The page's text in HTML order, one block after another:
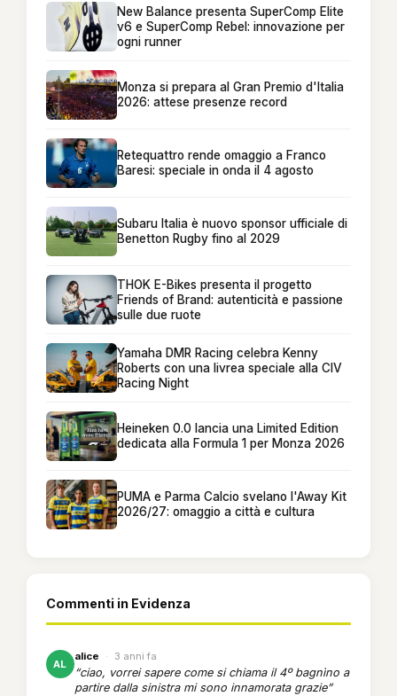
New Balance presenta SuperComp Elite
v6 e SuperComp Rebel: innovazione per
ogni runner
Monza si prepara al Gran Premio d'Italia
2026: attese presenze record
Retequattro rende omaggio a Franco
Baresi: speciale in onda il 4 agosto
Subaru Italia è nuovo sponsor ufficiale di
Benetton Rugby fino al 2029
THOK E-Bikes presenta il progetto
Friends of Brand: autenticità e passione
sulle due ruote
Yamaha DMR Racing celebra Kenny
Roberts con una livrea speciale alla CIV
Racing Night
Heineken 0.0 lancia una Limited Edition
dedicata alla Formula 1 per Monza 2026
PUMA e Parma Calcio svelano l'Away Kit
2026/27: omaggio a città e cultura
Commenti in Evidenza
AL
alice · 3 anni fa
“ciao, vorrei sapere come si chiama il 4º bagnìno a
partire dalla sinistra mi sono innamorata grazie”